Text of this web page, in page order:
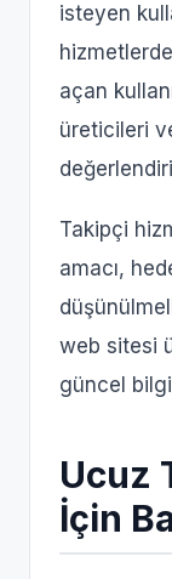
isteyen
açan
üreticileri
Takipçi
amacı,
web sitesi
güncel
Ucuz
İçin